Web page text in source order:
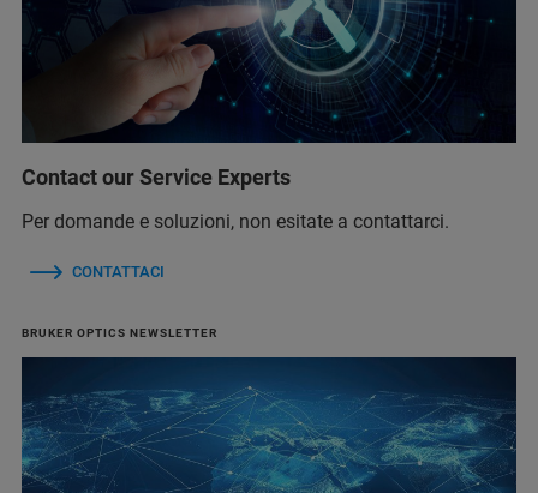
Contact our Service Experts
Per domande e soluzioni, non esitate a contattarci.
CONTATTACI
BRUKER OPTICS NEWSLETTER